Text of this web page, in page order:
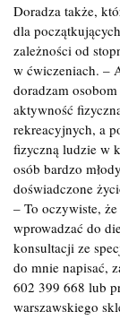
Doradza także,
dla
zależności od
w ćwiczeniach. –
doradzam
aktywność
rekreacyjnych, a
fizyczną ludzie w
osób bardzo
doświadczone
– To oczywiste,
wprowadzać do
konsultacji ze
do mnie napisać,
602 399 668 lub
warszawskiego